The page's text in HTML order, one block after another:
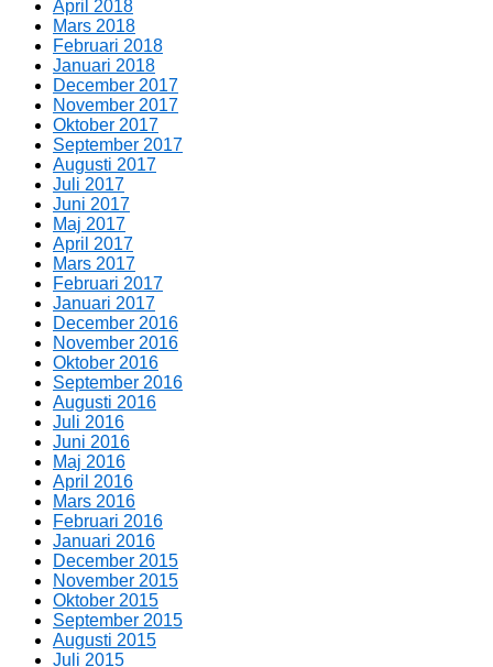
April 2018
Mars 2018
Februari 2018
Januari 2018
December 2017
November 2017
Oktober 2017
September 2017
Augusti 2017
Juli 2017
Juni 2017
Maj 2017
April 2017
Mars 2017
Februari 2017
Januari 2017
December 2016
November 2016
Oktober 2016
September 2016
Augusti 2016
Juli 2016
Juni 2016
Maj 2016
April 2016
Mars 2016
Februari 2016
Januari 2016
December 2015
November 2015
Oktober 2015
September 2015
Augusti 2015
Juli 2015